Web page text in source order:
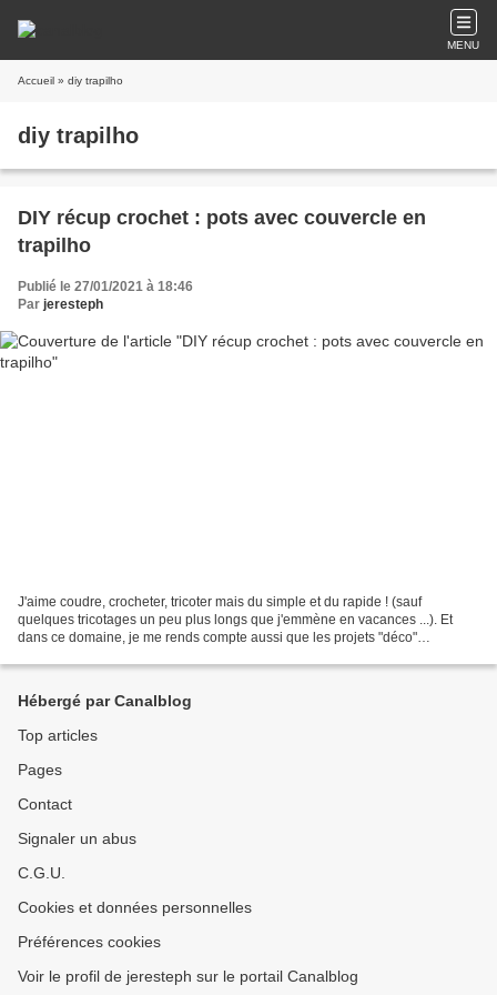
MENU
Accueil » diy trapilho
diy trapilho
DIY récup crochet : pots avec couvercle en
trapilho
Publié le 27/01/2021 à 18:46
Par jeresteph
J'aime coudre, crocheter, tricoter mais du simple et du rapide ! (sauf
quelques tricotages un peu plus longs que j'emmène en vacances ...). Et
dans ce domaine, je me rends compte aussi que les projets "déco"
Hébergé par Canalblog
Top articles
Pages
Contact
Signaler un abus
C.G.U.
Cookies et données personnelles
Préférences cookies
Voir le profil de jeresteph sur le portail Canalblog